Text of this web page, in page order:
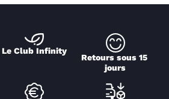
Le Club Infinity
Retours sous 15
jours